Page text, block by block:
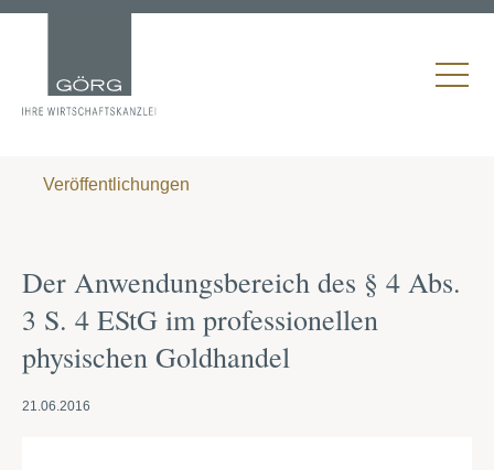
Veröffentlichungen
Der Anwendungsbereich des § 4 Abs.
3 S. 4 EStG im professionellen
physischen Goldhandel
21.06.2016